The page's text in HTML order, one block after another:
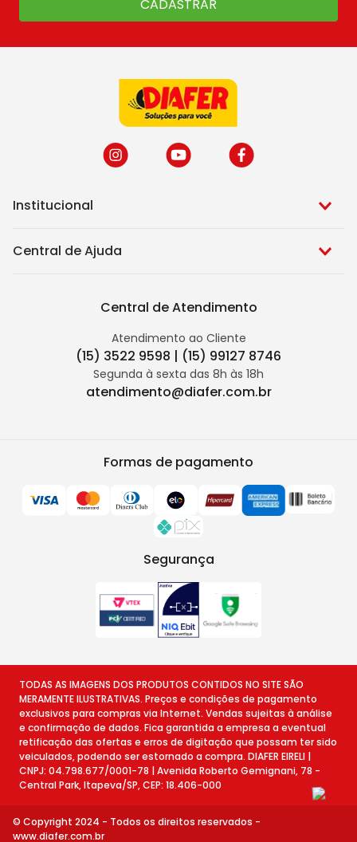
CADASTRAR
Institucional
Central de Ajuda
Central de Atendimento
Atendimento ao Cliente
(15) 3522 9598 | (15) 99127 8746
Segunda à sexta das 8h às 18h
atendimento@diafer.com.br
Formas de pagamento
Segurança
TODAS AS IMAGENS DOS PRODUTOS CONTIDOS NO SITE SÃO
MERAMENTE ILUSTRATIVAS. Preços e condições de pagamento
exclusivos para compras via Internet. Vendas sujeitas à análise
e confirmação de dados. Fica garantida a empresa a eventual
retificação das ofertas e erros de digitação que possam ter sido
veiculados, podendo ser estornado a compra. DIAFER EIRELI |
CNPJ: 04.798.677/0001-78 | Avenida Roberto Gemignani, 78 -
Central Park, Itapeva/SP, CEP: 18.406-000
© Copyright 2024 - Todos os direitos reservados -
www.diafer.com.br